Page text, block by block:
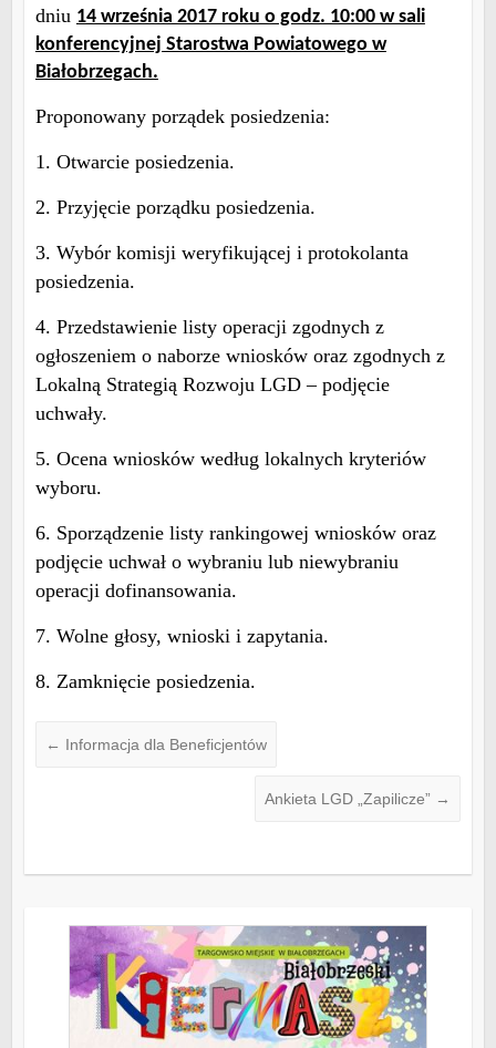
dniu 14 września 2017 roku o godz. 10:00 w sali
konferencyjnej Starostwa Powiatowego w
Białobrzegach.
Proponowany porządek posiedzenia:
1. Otwarcie posiedzenia.
2. Przyjęcie porządku posiedzenia.
3. Wybór komisji weryfikującej i protokolanta
posiedzenia.
4. Przedstawienie listy operacji zgodnych z
ogłoszeniem o naborze wniosków oraz zgodnych z
Lokalną Strategią Rozwoju LGD – podjęcie
uchwały.
5. Ocena wniosków według lokalnych kryteriów
wyboru.
6. Sporządzenie listy rankingowej wniosków oraz
podjęcie uchwał o wybraniu lub niewybraniu
operacji dofinansowania.
7. Wolne głosy, wnioski i zapytania.
8. Zamknięcie posiedzenia.
← Informacja dla Beneficjentów
Ankieta LGD „Zapilicze” →